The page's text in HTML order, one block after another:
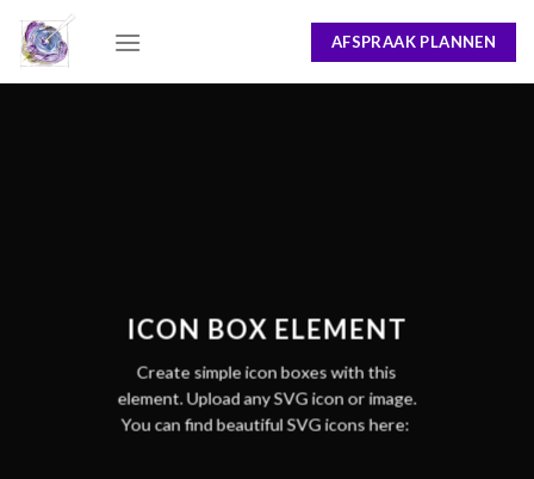
content
AFSPRAAK PLANNEN
ICON BOX ELEMENT
Create simple icon boxes with this
element. Upload any SVG icon or image.
You can find beautiful SVG icons here: